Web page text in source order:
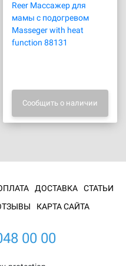
Reer Массажер для
мамы с подогревом
Masseger with heat
function 88131
Сообщить о наличии
ДОСТАВКА
СТАТЬИ
КАРТА САЙТА
00 00